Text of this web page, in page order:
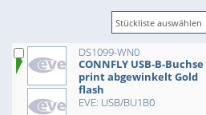
DS1099-WN0
CONNFLY USB-B-Buchse
print abgewinkelt Gold
flash
EVE: USB/BU1B0